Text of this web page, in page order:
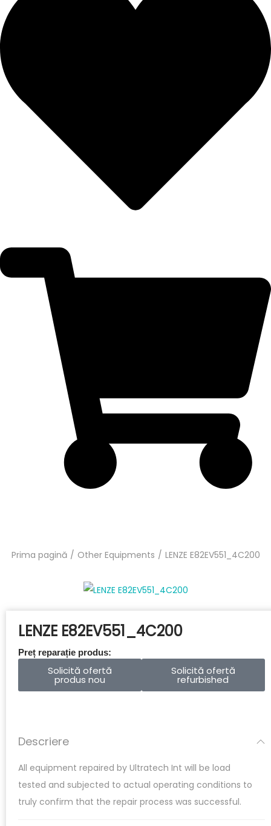
Prima pagină / Other Equipments / LENZE E82EV551_4C200
LENZE E82EV551_4C200
Preț reparație produs:
Solicită ofertă
produs nou
Solicită ofertă
refurbished
Descriere
All equipment repaired by Ultratech Int will be load
tested and subjected to actual operating conditions to
truly confirm that the repair process was successful.